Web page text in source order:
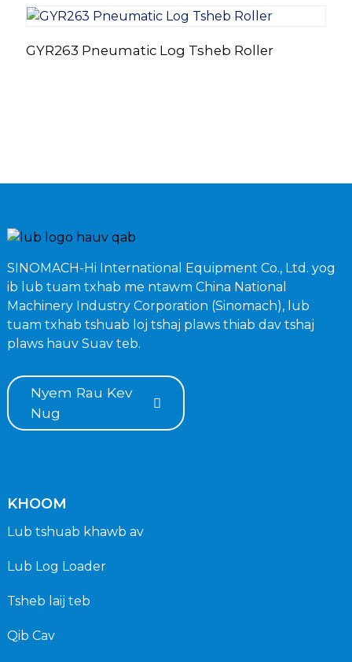
GYR263 Pneumatic Log Tsheb Roller
SINOMACH-Hi International Equipment Co., Ltd. yog
ib lub tuam txhab me ntawm China National
Machinery Industry Corporation (Sinomach), lub
tuam txhab tshuab loj tshaj plaws thiab dav tshaj
plaws hauv Suav teb.
Nyem Rau Kev
Nug
KHOOM
Lub tshuab khawb av
Lub Log Loader
Tsheb laij teb
Qib Cav